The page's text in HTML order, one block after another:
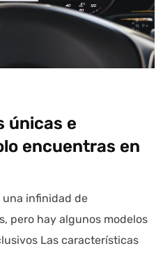
únicas e
encuentras en
una infinidad de
pero hay algunos modelos
Las características